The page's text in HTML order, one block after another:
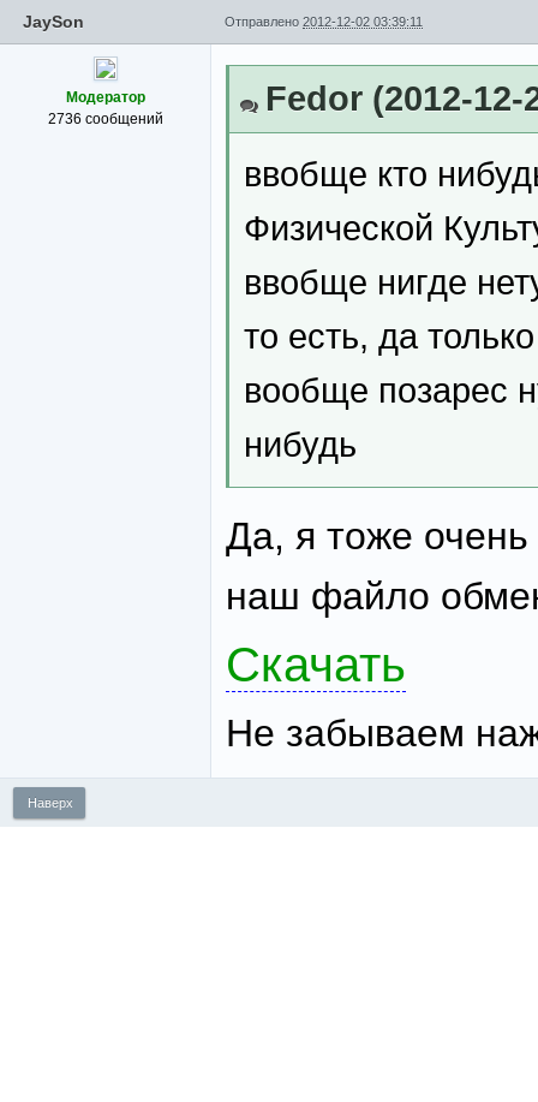
JaySon Отправлено 2012-12-02 03:39:11
Модератор
2736 сообщений
Fedor (2012-
ввобще кто
Физической
ввобще нигде
то есть, да
вообще позарес
нибудь
Да, я тоже очень
наш файло
Скачать
Не забываем
Наверх